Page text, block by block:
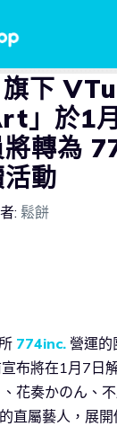
下
」於1
將轉為
動
: 鬆餅
774inc. 營運
布將在1月7日
花奏かのん、
直屬藝人，展開